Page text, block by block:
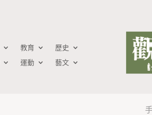
教育
歷史
運動 藝文